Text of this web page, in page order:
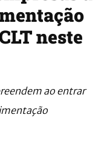
neste
ao entrar